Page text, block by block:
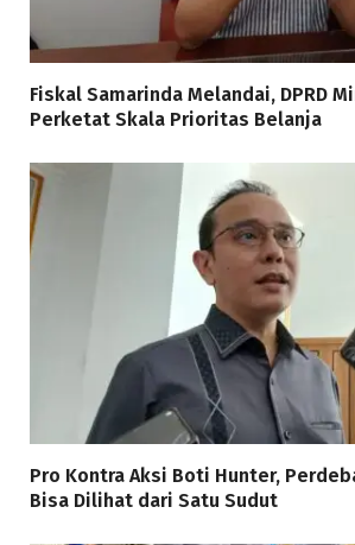
Fiskal Samarinda Melandai, DPRD
Perketat Skala Prioritas Belanja
Pro Kontra Aksi Boti Hunter,
Bisa Dilihat dari Satu Sudut